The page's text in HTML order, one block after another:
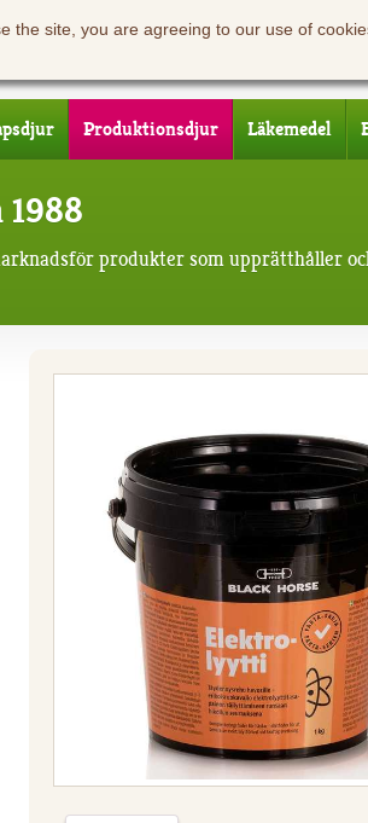
the site, you are agreeing to our use of
Produktionsdjur Läkemedel
1988
produkter som upprätthåller